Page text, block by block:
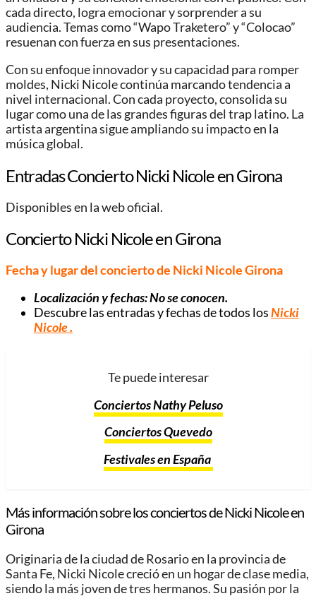
cada directo, logra emocionar y sorprender a su
audiencia. Temas como “Wapo Traketero” y “Colocao”
resuenan con fuerza en sus presentaciones.
Con su enfoque innovador y su capacidad para romper
moldes, Nicki Nicole continúa marcando tendencia a
nivel internacional. Con cada proyecto, consolida su
lugar como una de las grandes figuras del trap latino. La
artista argentina sigue ampliando su impacto en la
música global.
Entradas Concierto Nicki Nicole en Girona
Disponibles en la web oficial.
Concierto Nicki Nicole en Girona
Fecha y lugar del concierto de Nicki Nicole Girona
Localización y fechas: No se conocen.
Descubre las entradas y fechas de todos losNicki
Nicole.
Te puede interesar
Conciertos Nathy Peluso
Conciertos Quevedo
Festivales en España
Más información sobre los conciertos de Nicki Nicole en
Girona
Originaria de la ciudad de Rosario en la provincia de
Santa Fe, Nicki Nicole creció en un hogar de clase media,
siendo la más joven de tres hermanos. Su pasión por la